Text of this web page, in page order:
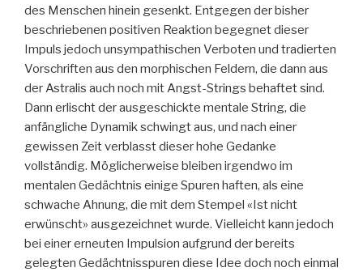
des Menschen hinein gesenkt. Entgegen der bisher
beschriebenen positiven Reaktion begegnet dieser
Impuls jedoch unsympathischen Verboten und tradierten
Vorschriften aus den morphischen Feldern, die dann aus
der Astralis auch noch mit Angst-Strings behaftet sind.
Dann erlischt der ausgeschickte mentale String, die
anfängliche Dynamik schwingt aus, und nach einer
gewissen Zeit verblasst dieser hohe Gedanke
vollständig. Möglicherweise bleiben irgendwo im
mentalen Gedächtnis einige Spuren haften, als eine
schwache Ahnung, die mit dem Stempel «Ist nicht
erwünscht» ausgezeichnet wurde. Vielleicht kann jedoch
bei einer erneuten Impulsion aufgrund der bereits
gelegten Gedächtnisspuren diese Idee doch noch einmal